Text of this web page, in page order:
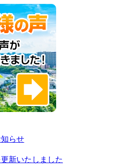
らせ
新いたしました